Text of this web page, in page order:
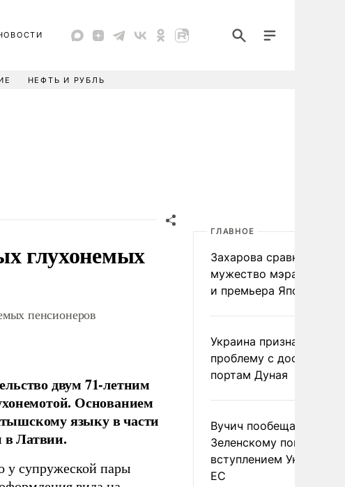
НЕФТЬ И РУБЛЬ
глухонемых
пенсионеров
двум 71-летним
Основанием
языку в части
в Латвии.
у супружеской пары
ГЛАВНОЕ
Захарова сравнила
мужество мэра
и премьера Японии
Украина признала
проблему с доступом к
портам Дуная
Вучич пообещал
Зеленскому помочь со
вступлением Украины в
ЕС